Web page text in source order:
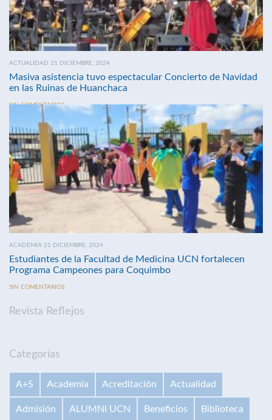
ACTUALIDAD 21 DICIEMBRE, 2024
Masiva asistencia tuvo espectacular Concierto de Navidad
en las Ruinas de Huanchaca
SIN COMENTARIOS
ACADEMIA 21 DICIEMBRE, 2024
Estudiantes de la Facultad de Medicina UCN fortalecen
Programa Campeones para Coquimbo
SIN COMENTARIOS
Revista Reflejos
Categorías
A+S Academia Acreditación Actualidad
Admisión ALUMNI UCN Beneficios Biblioteca